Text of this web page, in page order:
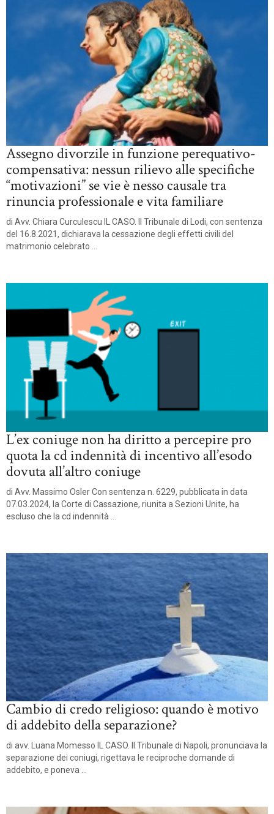
Assegno divorzile in funzione perequativo-
compensativa: nessun rilievo alle specifiche
“motivazioni” se vie è nesso causale tra
rinuncia professionale e vita familiare
di Avv. Chiara Curculescu IL CASO. Il Tribunale di Lodi, con sentenza
del 16.8.2021, dichiarava la cessazione degli effetti civili del
matrimonio celebrato ...
L’ex coniuge non ha diritto a percepire pro
quota la cd indennità di incentivo all’esodo
dovuta all’altro coniuge
di Avv. Massimo Osler Con sentenza n. 6229, pubblicata in data
07.03.2024, la Corte di Cassazione, riunita a Sezioni Unite, ha
escluso che la cd indennità ...
Cambio di credo religioso: quando è motivo
di addebito della separazione?
di avv. Luana Momesso IL CASO. Il Tribunale di Napoli, pronunciava la
separazione dei coniugi, rigettava le reciproche domande di
addebito, e poneva ...